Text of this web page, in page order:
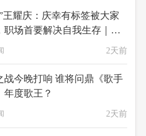
王耀庆：庆幸有标签被大家
职场首要解决自我生存｜有
2天前
战今晚打响 谁将问鼎《歌手
年度歌王？
2天前